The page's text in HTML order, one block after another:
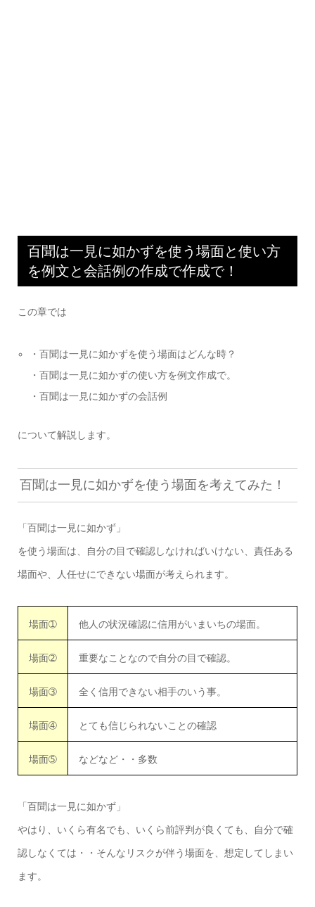
百聞は一見に如かずを使う場面と使い方
を例文と会話例の作成で作成で！
この章では
・百聞は一見に如かずを使う場面はどんな時？
・百聞は一見に如かずの使い方を例文作成で。
・百聞は一見に如かずの会話例
について解説します。
百聞は一見に如かずを使う場面を考えてみた！
「百聞は一見に如かず」
を使う場面は、自分の目で確認しなければいけない、責任ある
場面や、人任せにできない場面が考えられます。
場面➀ 他人の状況確認に信用がいまいちの場面。
場面➁ 重要なことなので自分の目で確認。
場面➂ 全く信用できない相手のいう事。
場面➃ とても信じられないことの確認
場面➄ などなど・・多数
「百聞は一見に如かず」
やはり、いくら有名でも、いくら前評判が良くても、自分で確
認しなくては・・そんなリスクが伴う場面を、想定してしまい
ます。